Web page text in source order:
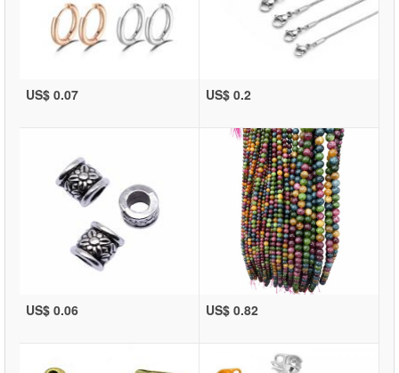
US$ 0.07 US$ 0.2
US$ 0.06 US$ 0.82